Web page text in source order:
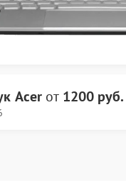
Acer от 1200 руб.